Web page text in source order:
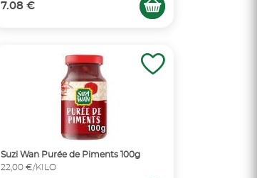
7.08 €
Suzi Wan Purée de Piments 100g
22,00 €/KILO